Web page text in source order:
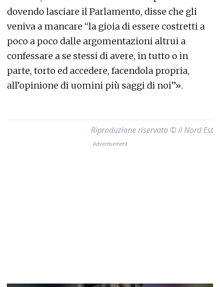
dovendo lasciare il Parlamento, disse che gli
veniva a mancare “la gioia di essere costretti a
poco a poco dalle argomentazioni altrui a
confessare a se stessi di avere, in tutto o in
parte, torto ed accedere, facendola propria,
all’opinione di uomini più saggi di noi”».
Riproduzione riservata © il Nord Est